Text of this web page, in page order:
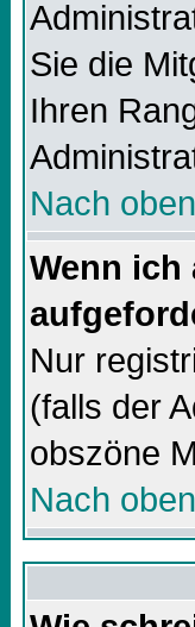
Sie die
Ihren
Nach oben
Wenn ich
Nur
(falls der
obszöne
Nach oben